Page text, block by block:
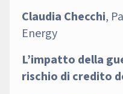
Claudia Checchi,
Energy
L’impatto della
rischio di credito